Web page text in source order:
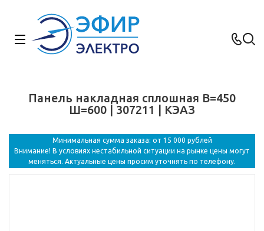
Панель накладная сплошная В=450
Ш=600 | 307211 | КЭАЗ
Минимальная сумма заказа: от 15 000 рублей
Внимание! В условиях нестабильной ситуации на рынке цены могут
меняться. Актуальные цены просим уточнять по телефону.